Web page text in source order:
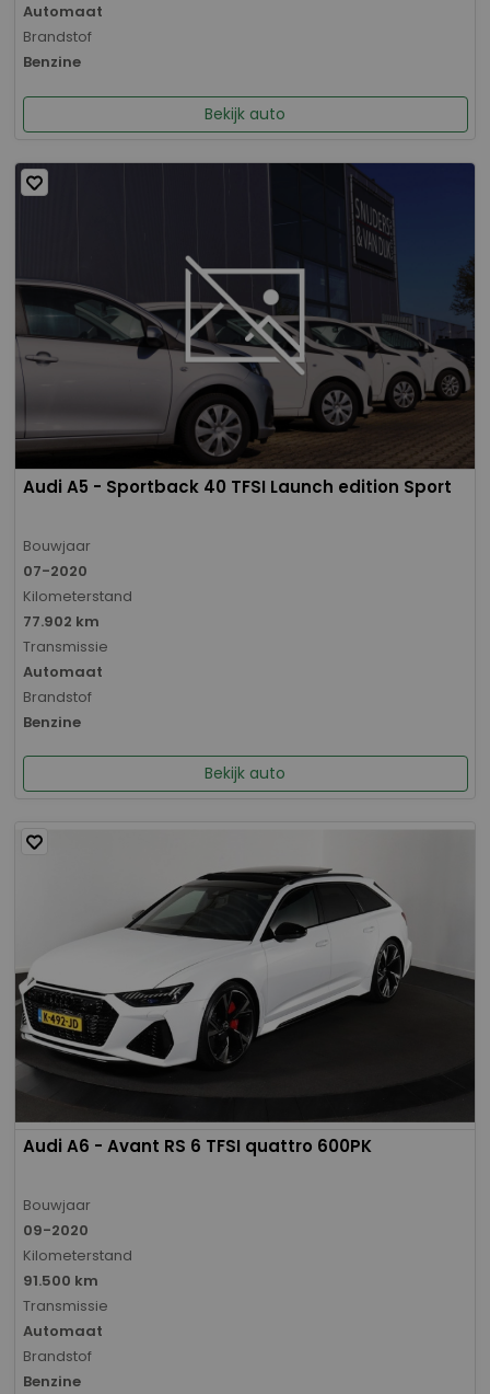
Automaat
Brandstof
Benzine
Bekijk auto
Audi A5 - Sportback 40 TFSI Launch edition Sport
Bouwjaar
07-2020
Kilometerstand
77.902 km
Transmissie
Automaat
Brandstof
Benzine
Bekijk auto
Audi A6 - Avant RS 6 TFSI quattro 600PK
Bouwjaar
09-2020
Kilometerstand
91.500 km
Transmissie
Automaat
Brandstof
Benzine